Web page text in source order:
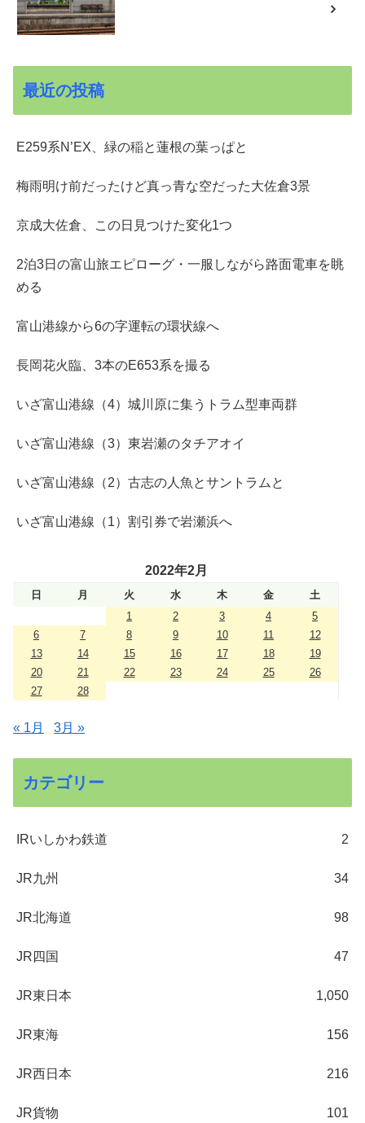
最近の投稿
E259系N’EX、緑の稲と蓮根の葉っぱと
梅雨明け前だったけど真っ青な空だった大佐倉3景
京成大佐倉、この日見つけた変化1つ
2泊3日の富山旅エピローグ・一服しながら路面電車を眺
める
富山港線から6の字運転の環状線へ
長岡花火臨、3本のE653系を撮る
いざ富山港線（4）城川原に集うトラム型車両群
いざ富山港線（3）東岩瀬のタチアオイ
いざ富山港線（2）古志の人魚とサントラムと
いざ富山港線（1）割引券で岩瀬浜へ
2022年2月
日 月 火 水 木 金
土
1
2 3 4
5
6
7 8 9 10 11
12
13
14 15 16 17 18
19
20
21 22 23 24 25
26
27
28
« 1月 3月 »
カテゴリー
IRいしかわ鉄道 2
JR九州 34
JR北海道 98
JR四国 47
JR東日本 1,050
JR東海 156
JR西日本 216
JR貨物 101